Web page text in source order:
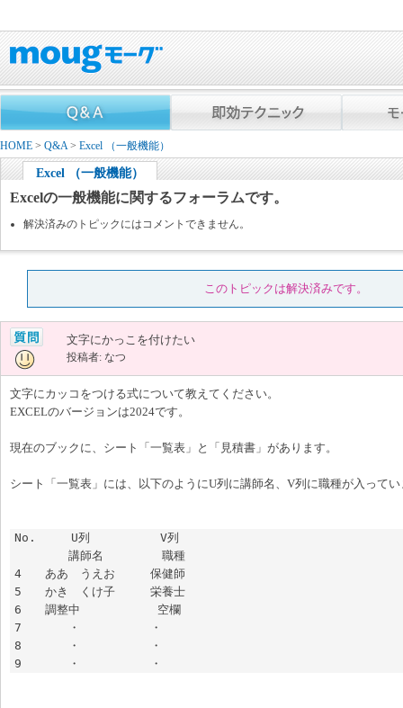
HOME > Q&A> Excel （一般機能）
Excel （一般機能）
Excelの一般機能に関するフォーラムです。
解決済みのトピックにはコメントできません。
このトピックは解決済みです。
文字にかっこを付けたい
投稿者: なつ
文字にカッコをつける式について教えてください。
EXCELのバージョンは2024です。
現在のブックに、シート「一覧表」と「見積書」があります。
シート「一覧表」には、以下のようにU列に講師名、V列に職種が入って
No.　　　U列　　　　　　V列
講師名　　　　　職種
4　　ああ　うえお　　　保健師
5　　かき　くけ子　　　栄養士
6　　調整中　　　　　　 空欄
7　　　　・　　　　　　・
8　　　　・　　　　　　・
9　　　　・　　　　　　・